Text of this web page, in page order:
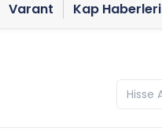
Varant Kap Haberleri